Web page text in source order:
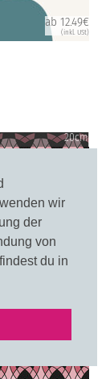
wir
der
von
du in
ab 12.49€
(inkl. USt)
20cm